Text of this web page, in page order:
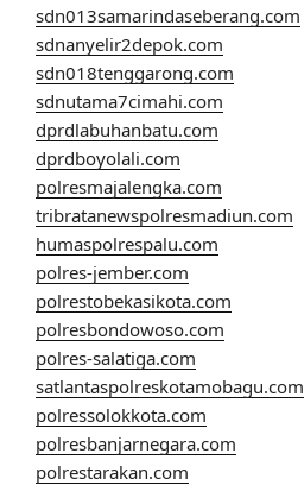
sdn013samarindaseberang.com
sdnanyelir2depok.com
sdn018tenggarong.com
sdnutama7cimahi.com
dprdlabuhanbatu.com
dprdboyolali.com
polresmajalengka.com
tribratanewspolresmadiun.com
humaspolrespalu.com
polres-jember.com
polrestobekasikota.com
polresbondowoso.com
polres-salatiga.com
satlantaspolreskotamobagu.com
polressolokkota.com
polresbanjarnegara.com
polrestarakan.com